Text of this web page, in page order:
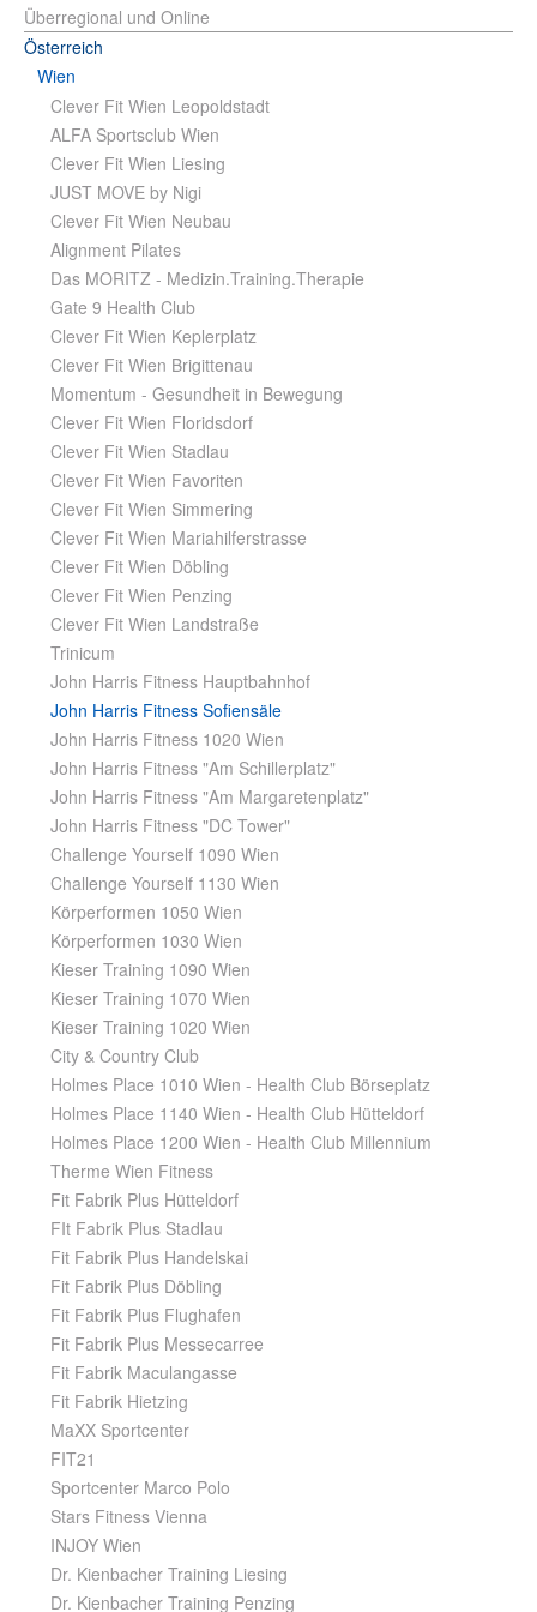
Überregional und Online
Österreich
Wien
Clever Fit Wien Leopoldstadt
ALFA Sportsclub Wien
Clever Fit Wien Liesing
JUST MOVE by Nigi
Clever Fit Wien Neubau
Alignment Pilates
Das MORITZ - Medizin.Training.Therapie
Gate 9 Health Club
Clever Fit Wien Keplerplatz
Clever Fit Wien Brigittenau
Momentum - Gesundheit in Bewegung
Clever Fit Wien Floridsdorf
Clever Fit Wien Stadlau
Clever Fit Wien Favoriten
Clever Fit Wien Simmering
Clever Fit Wien Mariahilferstrasse
Clever Fit Wien Döbling
Clever Fit Wien Penzing
Clever Fit Wien Landstraße
Trinicum
John Harris Fitness Hauptbahnhof
John Harris Fitness Sofiensäle
John Harris Fitness 1020 Wien
John Harris Fitness "Am Schillerplatz"
John Harris Fitness "Am Margaretenplatz"
John Harris Fitness "DC Tower"
Challenge Yourself 1090 Wien
Challenge Yourself 1130 Wien
Körperformen 1050 Wien
Körperformen 1030 Wien
Kieser Training 1090 Wien
Kieser Training 1070 Wien
Kieser Training 1020 Wien
City & Country Club
Holmes Place 1010 Wien - Health Club Börseplatz
Holmes Place 1140 Wien - Health Club Hütteldorf
Holmes Place 1200 Wien - Health Club Millennium
Therme Wien Fitness
Fit Fabrik Plus Hütteldorf
FIt Fabrik Plus Stadlau
Fit Fabrik Plus Handelskai
Fit Fabrik Plus Döbling
Fit Fabrik Plus Flughafen
Fit Fabrik Plus Messecarree
Fit Fabrik Maculangasse
Fit Fabrik Hietzing
MaXX Sportcenter
FIT21
Sportcenter Marco Polo
Stars Fitness Vienna
INJOY Wien
Dr. Kienbacher Training Liesing
Dr. Kienbacher Training Penzing